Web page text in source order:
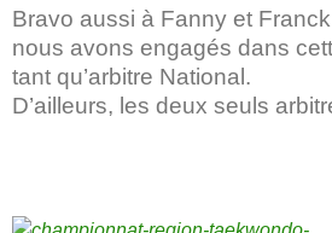
Bravo aussi à Fanny et
nous avons engagés dans
tant qu’arbitre National.
D’ailleurs, les deux seuls